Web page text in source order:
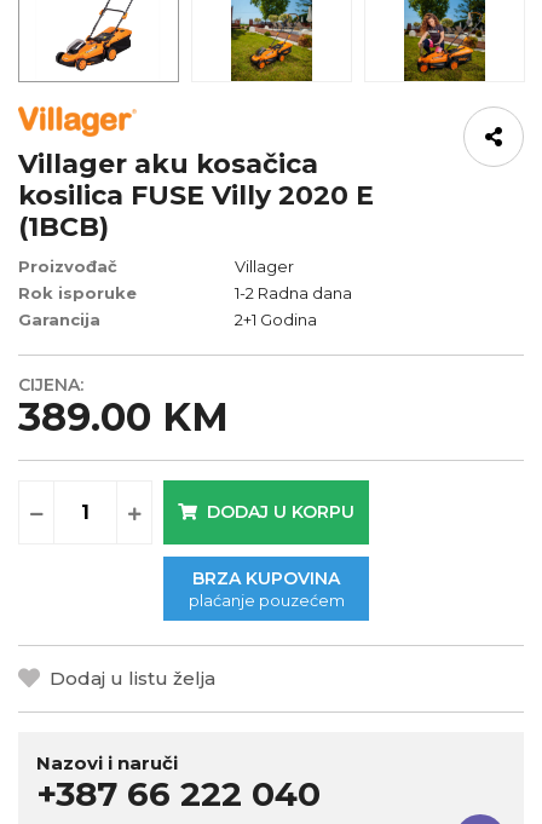
Villager aku kosačica
kosilica FUSE Villy 2020 E
(1BCB)
Proizvođač
Villager
Rok isporuke
1-2 Radna dana
Garancija
2+1 Godina
CIJENA:
389.00 KM
DODAJ U KORPU
BRZA KUPOVINA
plaćanje pouzećem
Dodaj u listu želja
Nazovi i naruči
+387 66 222 040